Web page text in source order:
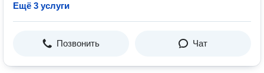
Ещё 3 услуги
Позвонить Чат